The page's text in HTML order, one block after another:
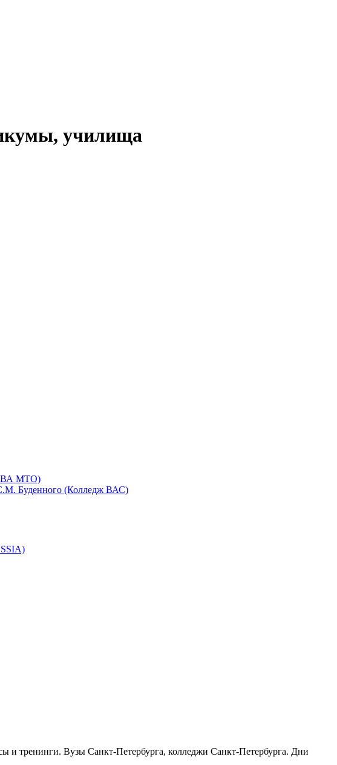
училища
ВА МТО)
Буденного (Колледж ВАС)
и тренинги. Вузы Санкт-Петербурга, колледжи Санкт-Петербурга. Дни